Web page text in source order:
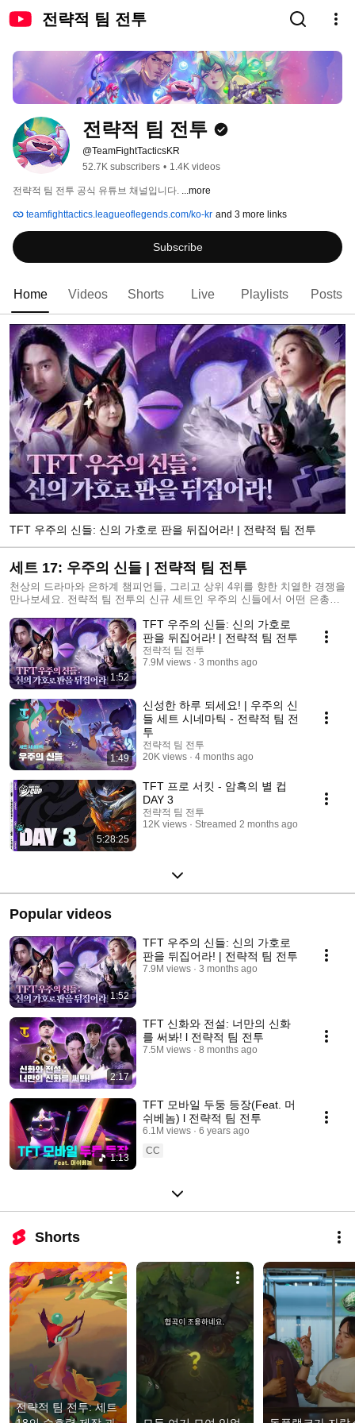
전략적 팀 전투
전략적 팀 전투
@TeamFightTacticsKR
52.7K subscribers • 1.4K videos
전략적 팀 전투 공식 유튜브 채널입니다. ...more
teamfighttactics.leagueoflegends.com/ko-kr and 3 more links
Subscribe
Home Videos Shorts Live Playlists Posts
TFT 우주의 신들: 신의 가호로 판을 뒤집어라! | 전략적 팀 전투
세트 17: 우주의 신들 | 전략적 팀 전투
천상의 드라마와 은하계 챔피언들, 그리고 상위 4위를 향한 치열한 경쟁을
만나보세요. 전략적 팀 전투의 신규 세트인 우주의 신들에서 어떤 은총을
1:52
TFT 우주의 신들: 신의 가호로
판을 뒤집어라! | 전략적 팀 전투
전략적 팀 전투
7.9M views
3 months ago
1:49
신성한 하루 되세요! | 우주의 신
들 세트 시네마틱 - 전략적 팀 전
투
전략적 팀 전투
20K views
4 months ago
5:28:25
TFT 프로 서킷 - 암흑의 별 컵
DAY 3
전략적 팀 전투
12K views
Streamed 2 months ago
Popular videos
1:52
TFT 우주의 신들: 신의 가호로
판을 뒤집어라! | 전략적 팀 전투
7.9M views 3 months ago
2:17
TFT 신화와 전설: 너만의 신화
를 써봐! l 전략적 팀 전투
7.5M views 8 months ago
1:13
TFT 모바일 두둥 등장(Feat. 머
쉬베놈) l 전략적 팀 전투
6.1M views
6 years ago
CC
Shorts
전략적 팀 전투: 세트